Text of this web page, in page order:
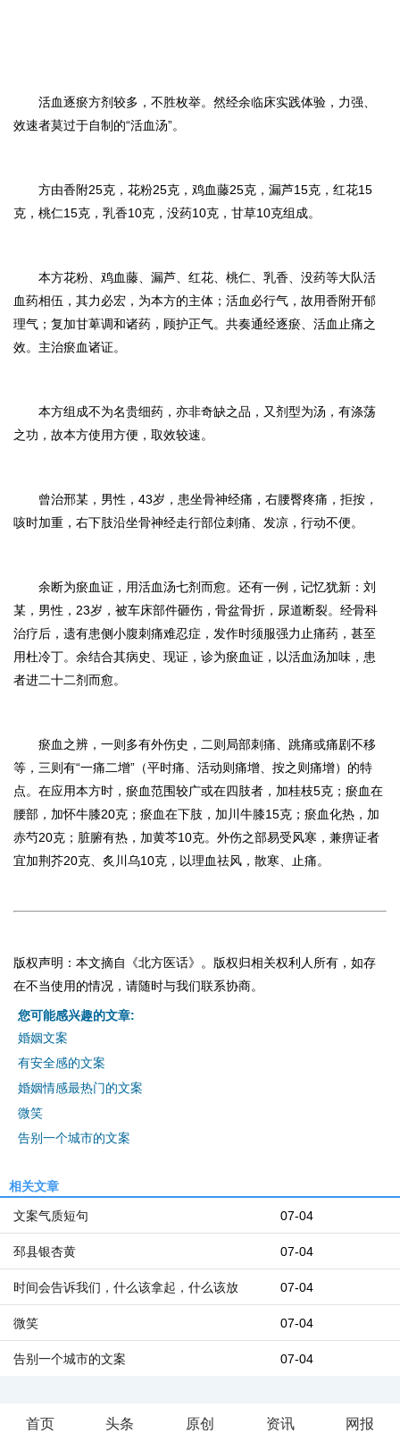
活血逐瘀方剂较多，不胜枚举。然经余临床实践体验，力强、
效速者莫过于自制的“活血汤”。
方由香附25克，花粉25克，鸡血藤25克，漏芦15克，红花15
克，桃仁15克，乳香10克，没药10克，甘草10克组成。
本方花粉、鸡血藤、漏芦、红花、桃仁、乳香、没药等大队活
血药相伍，其力必宏，为本方的主体；活血必行气，故用香附开郁
理气；复加甘萆调和诸药，顾护正气。共奏通经逐瘀、活血止痛之
效。主治瘀血诸证。
本方组成不为名贵细药，亦非奇缺之品，又剂型为汤，有涤荡
之功，故本方使用方便，取效较速。
曾治邢某，男性， 43岁，患坐骨神经痛，右腰臀疼痛，拒按，
咳时加重，右下肢沿坐骨神经走行部位刺痛、发凉，行动不便。
余断为瘀血证，用活血汤七剂而愈。还有一例，记忆犹新：刘
某，男性， 23岁，被车床部件砸伤，骨盆骨折，尿道断裂。经骨科
治疗后，遗有患侧小腹刺痛难忍症，发作时须服强力止痛药，甚至
用杜冷丁。余结合其病史、现证，诊为瘀血证，以活血汤加味，患
者进二十二剂而愈。
瘀血之辨，一则多有外伤史，二则局部刺痛、跳痛或痛剧不移
等，三则有“一痛二增”（平时痛、活动则痛增、按之则痛增）的特
点。在应用本方时，瘀血范围较广或在四肢者，加桂枝5克；瘀血在
腰部，加怀牛膝20克；瘀血在下肢，加川牛膝15克；瘀血化热，加
赤芍20克；脏腑有热，加黄芩10克。外伤之部易受风寒，兼痹证者
宜加荆芥20克、炙川乌10克，以理血祛风，散寒、止痛。
版权声明：本文摘自《北方医话》。版权归相关权利人所有，如存
在不当使用的情况，请随时与我们联系协商。
您可能感兴趣的文章:
婚姻文案
有安全感的文案
婚姻情感最热门的文案
微笑
告别一个城市的文案
相关文章
07-04
文案气质短句
07-04
邳县银杏黄
07-04
时间会告诉我们，什么该拿起，什么该放
07-04
微笑
07-04
告别一个城市的文案
首页 头条 原创 资讯 网报